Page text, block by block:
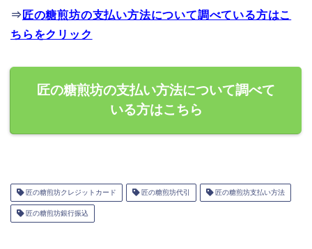
⇒ 匠の糖煎坊の支払い方法について調べている方はこ
ちらをクリック
匠の糖煎坊の支払い方法について調べて
いる方はこちら
匠の糖煎坊クレジットカード 匠の糖煎坊代引 匠の糖煎坊支払い方法
匠の糖煎坊銀行振込